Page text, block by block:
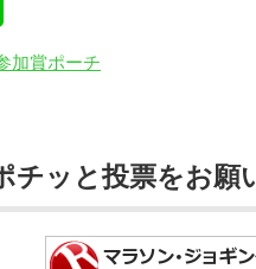
チッと投票をお願